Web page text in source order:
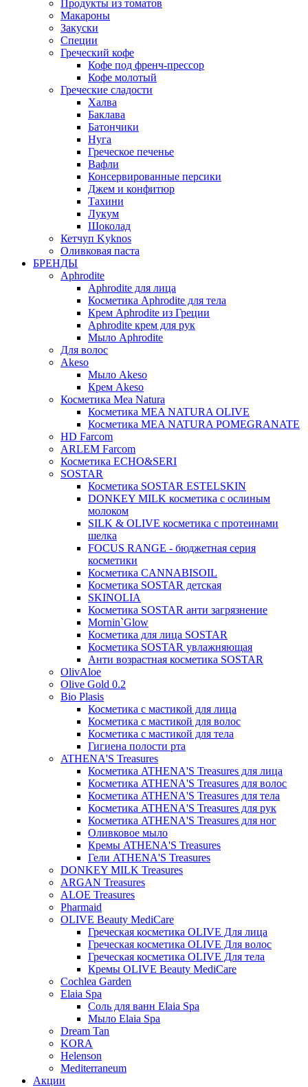
Продукты из томатов
Макароны
Закуски
Специи
Греческий кофе
Кофе под френч-прессор
Кофе молотый
Греческие сладости
Халва
Баклава
Батончики
Нуга
Греческое печенье
Вафли
Консервированные персики
Джем и конфитюр
Тахини
Лукум
Шоколад
Кетчуп Kyknos
Оливковая паста
БРЕНДЫ
Aphrodite
Aphrodite для лица
Косметика Aphrodite для тела
Крем Aphrodite из Греции
Aphrodite крем для рук
Мыло Aphrodite
Для волос
Akeso
Мыло Akeso
Крем Akeso
Косметика Mea Natura
Косметика MEA NATURA OLIVE
Косметика MEA NATURA POMEGRANATE
HD Farcom
ARLEM Farcom
Косметика ECHO&SERI
SOSTAR
Косметика SOSTAR ESTELSKIN
DONKEY MILK косметика с ослиным
молоком
SILK & OLIVE косметика с протеинами
шелка
FOCUS RANGE - бюджетная серия
косметики
Косметика CANNABISOIL
Косметика SOSTAR детская
SKINOLIA
Косметика SOSTAR анти загрязнение
Mornin`Glow
Косметика для лица SOSTAR
Косметика SOSTAR увлажняющая
Анти возрастная косметика SOSTAR
OlivAloe
Olive Gold 0.2
Bio Plasis
Косметика с мастикой для лица
Косметика с мастикой для волос
Косметика с мастикой для тела
Гигиена полости рта
ATHENA'S Treasures
Косметика ATHENA'S Treasures для лица
Косметика ATHENA'S Treasures для волос
Косметика ATHENA'S Treasures для тела
Косметика ATHENA'S Treasures для рук
Косметика ATHENA'S Treasures для ног
Оливковое мыло
Кремы ATHENA'S Treasures
Гели ATHENA'S Treasures
DONKEY MILK Treasures
ARGAN Treasures
ALOE Treasures
Pharmaid
OLIVE Beauty MediCare
Греческая косметика OLIVE Для лица
Греческая косметика OLIVE Для волос
Греческая косметика OLIVE Для тела
Кремы OLIVE Beauty MediCare
Cochlea Garden
Elaia Spa
Соль для ванн Elaia Spa
Мыло Elaia Spa
Dream Tan
KORA
Helenson
Mediterraneum
Акции